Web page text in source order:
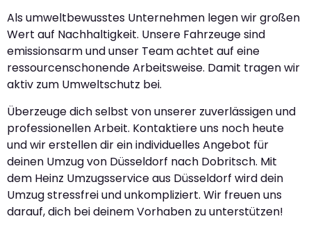
Als umweltbewusstes Unternehmen legen wir großen
Wert auf Nachhaltigkeit. Unsere Fahrzeuge sind
emissionsarm und unser Team achtet auf eine
ressourcenschonende Arbeitsweise. Damit tragen wir
aktiv zum Umweltschutz bei.
Überzeuge dich selbst von unserer zuverlässigen und
professionellen Arbeit. Kontaktiere uns noch heute
und wir erstellen dir ein individuelles Angebot für
deinen Umzug von Düsseldorf nach Dobritsch. Mit
dem Heinz Umzugsservice aus Düsseldorf wird dein
Umzug stressfrei und unkompliziert. Wir freuen uns
darauf, dich bei deinem Vorhaben zu unterstützen!